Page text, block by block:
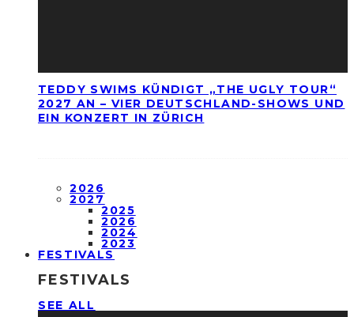
TEDDY SWIMS KÜNDIGT „THE UGLY TOUR“
2027 AN – VIER DEUTSCHLAND-SHOWS UND
EIN KONZERT IN ZÜRICH
2026
2027
2025
2026
2024
2023
FESTIVALS
FESTIVALS
SEE ALL